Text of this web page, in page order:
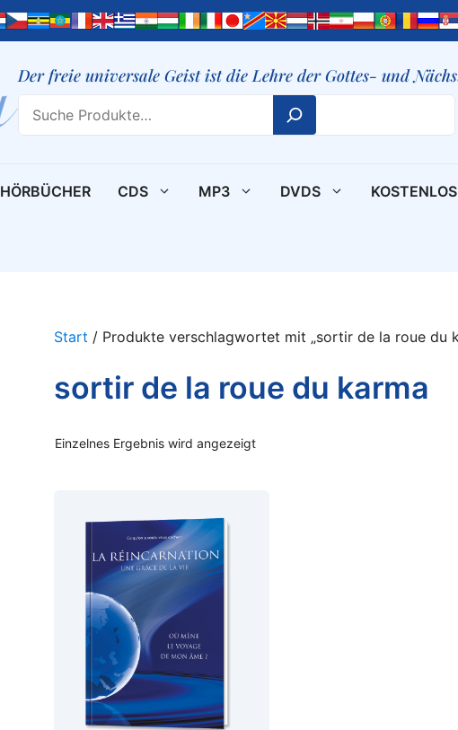
Der freie universale Geist ist die Lehre der Gottes- und
Search
HÖRBÜCHER CDS MP3 DVDS KOSTENLOS
Start / Produkte verschlagwortet mit „sortir de la roue du
sortir de la roue du karma
Einzelnes Ergebnis wird angezeigt